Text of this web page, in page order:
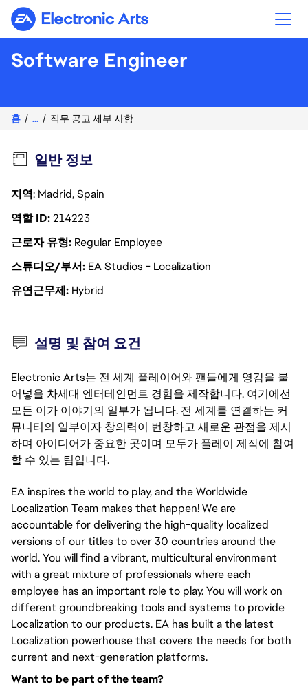
Electronic Arts
Software Engineer
홈 ... 직무 공고 세부 사항
일반 정보
지역: Madrid, Spain
역할 ID214223
근로자 유형 Regular Employee
스튜디오/부서 EA Studios - Localization
유연근무제 Hybrid
설명 및 참여 요건
Electronic Arts는 전 세계 플레이어와 팬들에게 영감을 불
어넣을 차세대 엔터테인먼트 경험을 제작합니다. 여기에선
모든 이가 이야기의 일부가 됩니다. 전 세계를 연결하는 커
뮤니티의 일부이자 창의력이 번창하고 새로운 관점을 제시
하며 아이디어가 중요한 곳이며 모두가 플레이 제작에 참여
할 수 있는 팀입니다.
EA inspires the world to play, and the Worldwide
Localization Team makes that happen! We are
accountable for delivering the high-quality localized
versions of our titles to over 30 countries around the
world. You will find a vibrant, multicultural environment
with a great mixture of professionals where each
employee has an important role to play. You will work on
different groundbreaking tools and systems to provide
Localization to our products. EA has built a the latest
Localization powerhouse that covers the needs for both
current and next-generation platforms.
Want to be part of the team?